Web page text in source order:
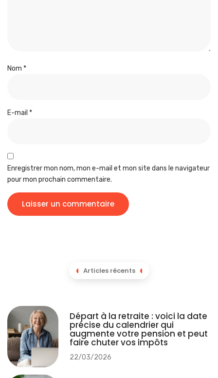
Nom *
E-mail *
Enregistrer mon nom, mon e-mail et mon site dans le navigateur
pour mon prochain commentaire.
Articles récents
Départ à la retraite : voici la date
précise du calendrier qui
augmente votre pension et peut
faire chuter vos impôts
22/03/2026